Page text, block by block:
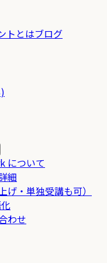
トとはブログ
について
細
げ・単独受講も可）
わせ